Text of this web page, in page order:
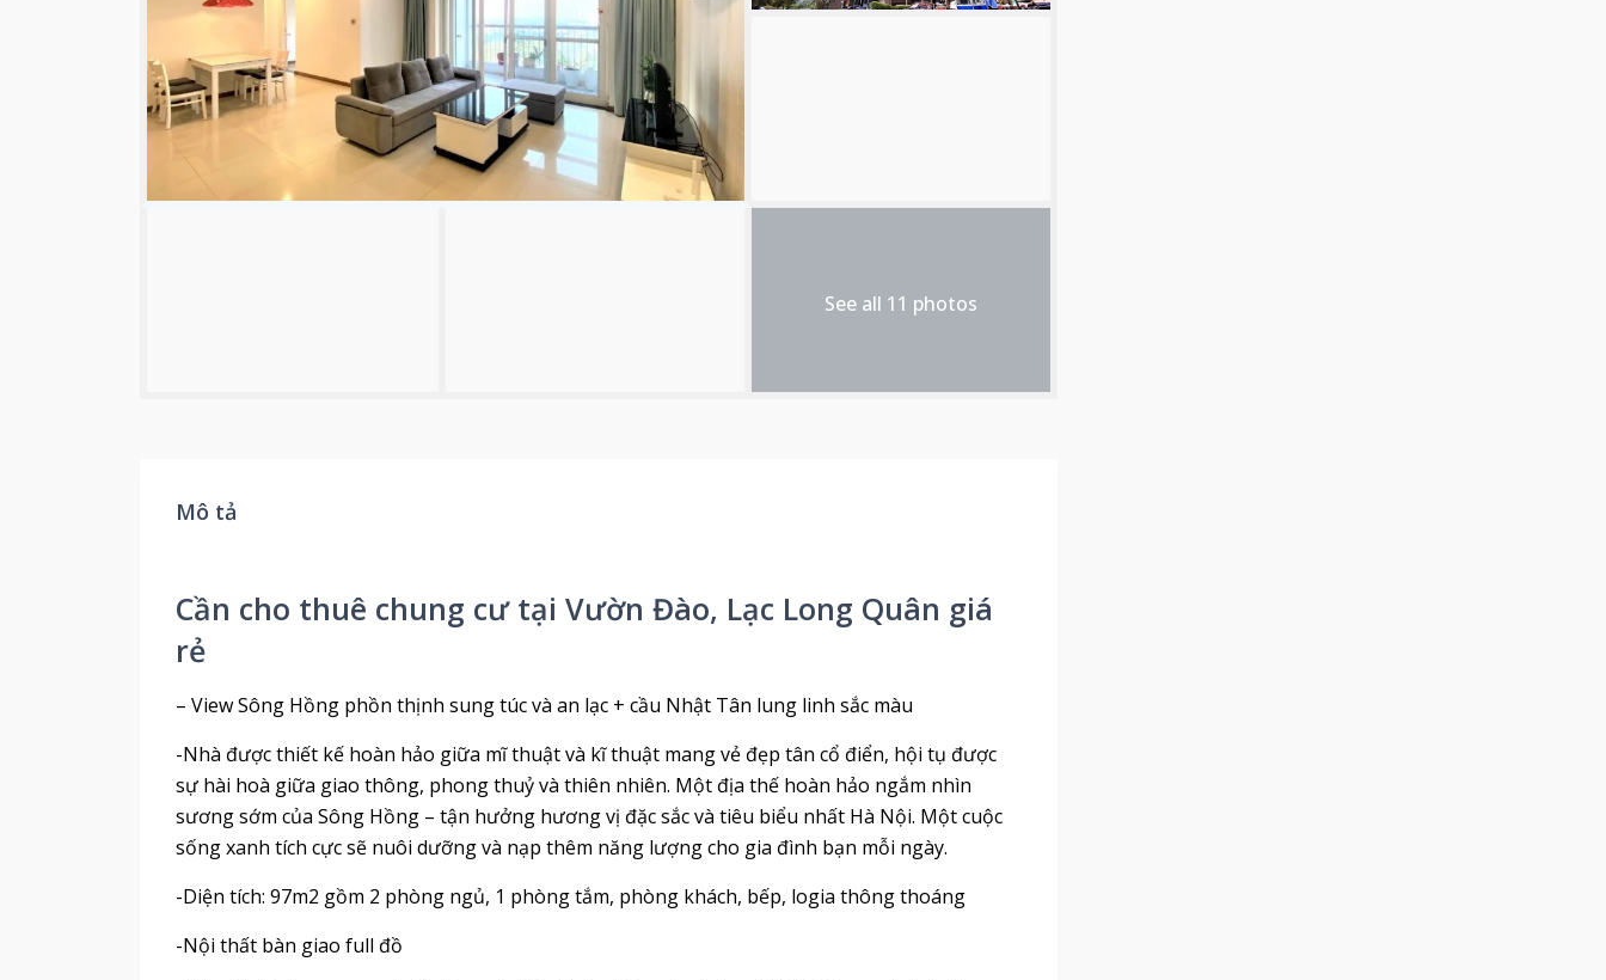
See all 11 photos
Mô tả
Cần cho thuê chung cư tại Vườn Đào, Lạc Long Quân giá
rẻ
– View Sông Hồng phồn thịnh sung túc và an lạc + cầu Nhật Tân lung linh sắc màu
-Nhà được thiết kế hoàn hảo giữa mĩ thuật và kĩ thuật mang vẻ đẹp tân cổ điển, hội tụ được
sự hài hoà giữa giao thông, phong thuỷ và thiên nhiên. Một địa thế hoàn hảo ngắm nhìn
sương sớm của Sông Hồng – tận hưởng hương vị đặc sắc và tiêu biểu nhất Hà Nội. Một cuộc
sống xanh tích cực sẽ nuôi dưỡng và nạp thêm năng lượng cho gia đình bạn mỗi ngày.
-Diện tích: 97m2 gồm 2 phòng ngủ, 1 phòng tắm, phòng khách, bếp, logia thông thoáng
-Nội thất bàn giao full đồ